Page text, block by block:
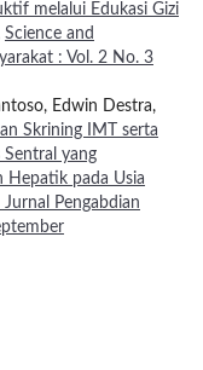
melalui Edukasi Gizi
Science and
: Vol. 2 No. 3
Edwin Destra,
Skrining IMT serta
yang
Hepatik pada Usia
Pengabdian